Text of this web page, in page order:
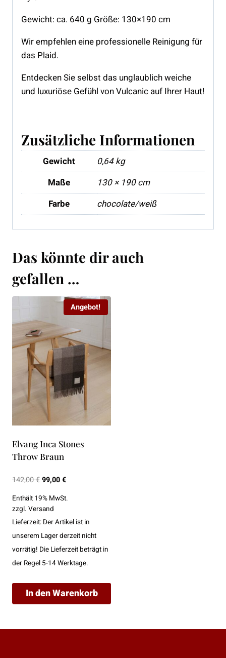
Gewicht: ca. 640 g Größe: 130×190 cm
Wir empfehlen eine professionelle Reinigung für
das Plaid.
Entdecken Sie selbst das unglaublich weiche
und luxuriöse Gefühl von Vulcanic auf Ihrer Haut!
Zusätzliche Informationen
Gewicht
0,64 kg
Maße
130 × 190 cm
Farbe
chocolate/weiß
Das könnte dir auch
gefallen …
Angebot!
Elvang Inca Stones
Throw Braun
142,00€Ursprünglicher
war:
142,00 €
99,00€Aktueller
ist:
Enthält 19% MwSt.
zzgl. Versand
Lieferzeit: Der Artikel ist in
unserem Lager derzeit nicht
vorrätig! Die Lieferzeit beträgt in
der Regel 5-14 Werktage.
In den Warenkorb